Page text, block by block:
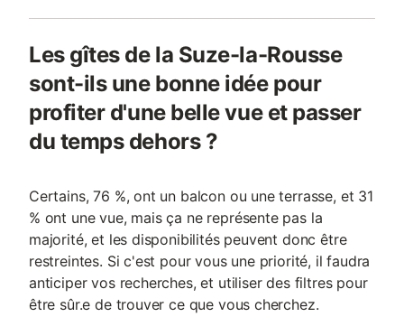
Les gîtes de la Suze-la-Rousse
sont-ils une bonne idée pour
profiter d'une belle vue et passer
du temps dehors ?
Certains, 76 %, ont un balcon ou une terrasse, et 31
% ont une vue, mais ça ne représente pas la
majorité, et les disponibilités peuvent donc être
restreintes. Si c'est pour vous une priorité, il faudra
anticiper vos recherches, et utiliser des filtres pour
être sûr.e de trouver ce que vous cherchez.